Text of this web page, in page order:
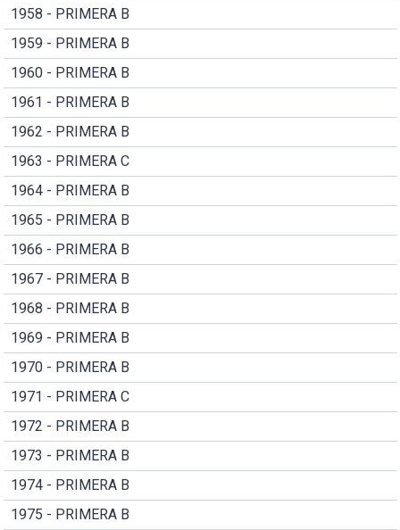
1958 - PRIMERA B
1959 - PRIMERA B
1960 - PRIMERA B
1961 - PRIMERA B
1962 - PRIMERA B
1963 - PRIMERA C
1964 - PRIMERA B
1965 - PRIMERA B
1966 - PRIMERA B
1967 - PRIMERA B
1968 - PRIMERA B
1969 - PRIMERA B
1970 - PRIMERA B
1971 - PRIMERA C
1972 - PRIMERA B
1973 - PRIMERA B
1974 - PRIMERA B
1975 - PRIMERA B